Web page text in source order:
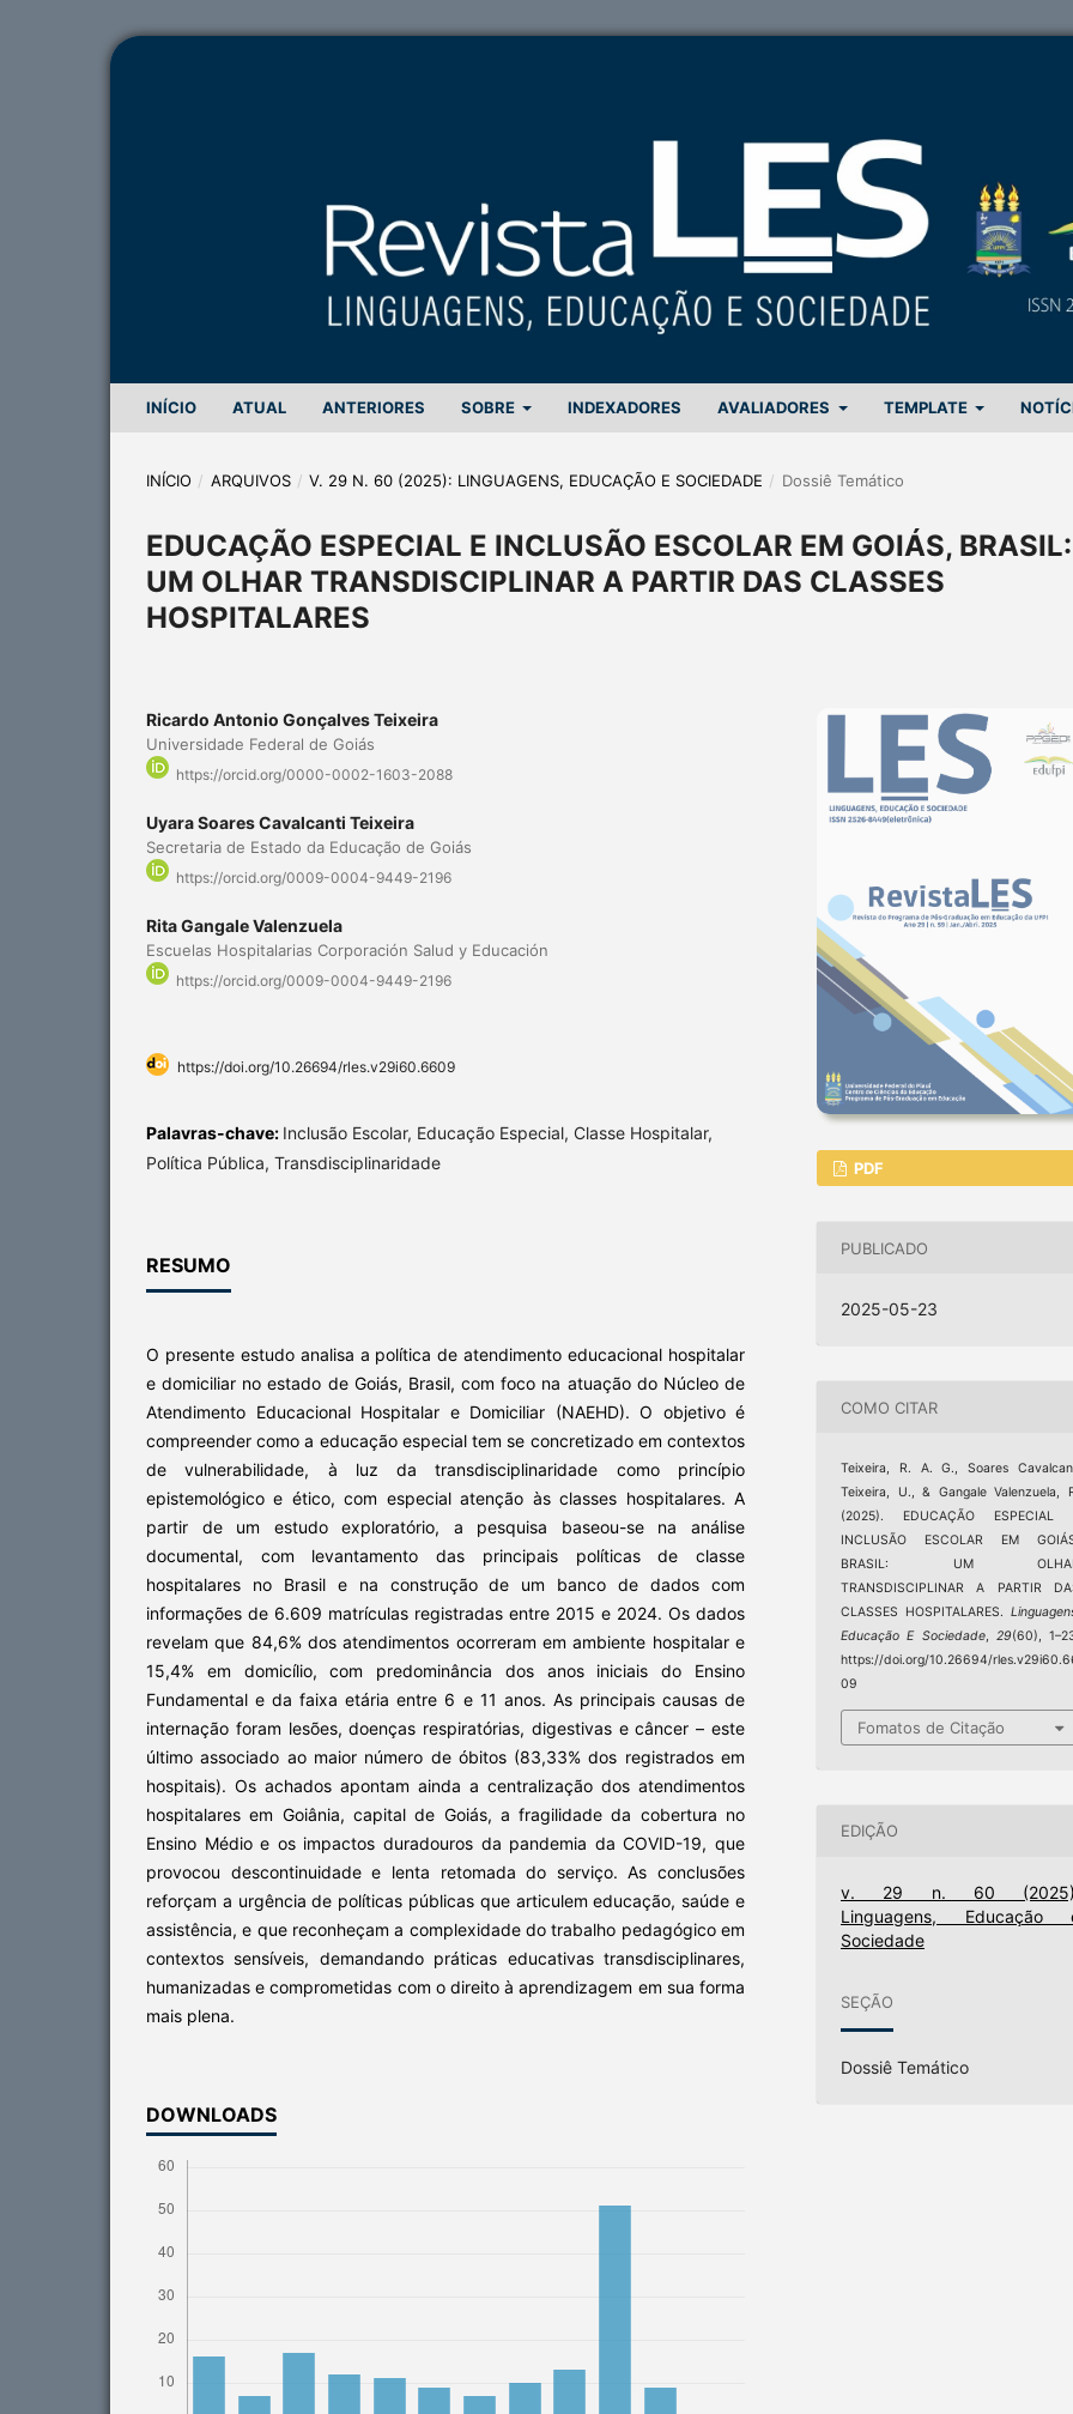
INÍCIO ATUAL ANTERIORES SOBRE INDEXADORES AVALIADORES TEMPLATE
INÍCIO / ARQUIVOS / V. 29 N. 60 (2025): LINGUAGENS, EDUCAÇÃO E SOCIEDADE / Dossiê Temático
EDUCAÇÃO ESPECIAL E INCLUSÃO ESCOLAR EM GOIÁS, BRASIL:
UM OLHAR TRANSDISCIPLINAR A PARTIR DAS CLASSES
HOSPITALARES
Ricardo Antonio Gonçalves Teixeira
Universidade Federal de Goiás
https://orcid.org/0000-0002-1603-2088
Uyara Soares Cavalcanti Teixeira
Secretaria de Estado da Educação de Goiás
https://orcid.org/0009-0004-9449-2196
Rita Gangale Valenzuela
Escuelas Hospitalarias Corporación Salud y Educación
https://orcid.org/0009-0004-9449-2196
https://doi.org/10.26694/rles.v29i60.6609
Palavras-chave: Inclusão Escolar, Educação Especial, Classe Hospitalar,
Política Pública, Transdisciplinaridade
RESUMO
O presente estudo analisa a política de atendimento educacional hospitalar
e domiciliar no estado de Goiás, Brasil, com foco na atuação do Núcleo de
Atendimento Educacional Hospitalar e Domiciliar (NAEHD). O objetivo é
compreender como a educação especial tem se concretizado em contextos
de vulnerabilidade, à luz da transdisciplinaridade como princípio
epistemológico e ético, com especial atenção às classes hospitalares. A
partir de um estudo exploratório, a pesquisa baseou-se na análise
documental, com levantamento das principais políticas de classe
hospitalares no Brasil e na construção de um banco de dados com
informações de 6.609 matrículas registradas entre 2015 e 2024. Os dados
revelam que 84,6% dos atendimentos ocorreram em ambiente hospitalar e
15,4% em domicílio, com predominância dos anos iniciais do Ensino
Fundamental e da faixa etária entre 6 e 11 anos. As principais causas de
internação foram lesões, doenças respiratórias, digestivas e câncer – este
último associado ao maior número de óbitos (83,33% dos registrados em
hospitais). Os achados apontam ainda a centralização dos atendimentos
hospitalares em Goiânia, capital de Goiás, a fragilidade da cobertura no
Ensino Médio e os impactos duradouros da pandemia da COVID-19, que
provocou descontinuidade e lenta retomada do serviço. As conclusões
reforçam a urgência de políticas públicas que articulem educação, saúde e
assistência, e que reconheçam a complexidade do trabalho pedagógico em
contextos sensíveis, demandando práticas educativas transdisciplinares,
humanizadas e comprometidas com o direito à aprendizagem em sua forma
mais plena.
DOWNLOADS
PDF
PUBLICADO
2025-05-23
COMO CITAR
Teixeira, R. A. G., Soares
Teixeira, U., & Gangale Valenzuela,
(2025). EDUCAÇÃO ESPECIAL
INCLUSÃO ESCOLAR EM
BRASIL: UM
TRANSDISCIPLINAR A PARTIR
CLASSES HOSPITALARES.
Educação E Sociedade, 29(60),
https://doi.org/10.26694/
09
Fomatos de Citação
EDIÇÃO
v. 29 n. 60
Linguagens, Educação
Sociedade
SEÇÃO
Dossiê Temático